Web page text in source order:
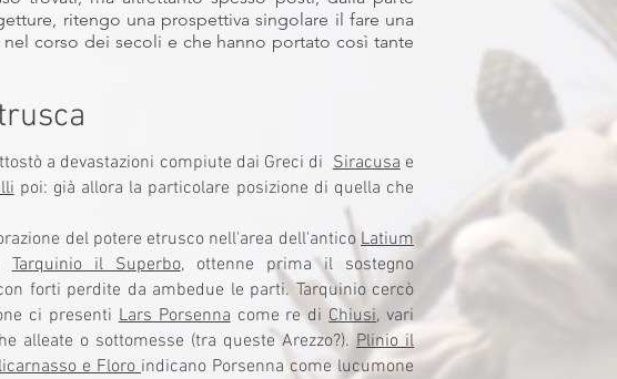
ritengo una prospettiva singolare il fare una
corso dei secoli e che hanno portato così tante
a devastazioni compiute dai Greci diSiracusae
poi: già allora la particolare posizione di quella che
del potere etrusco nell'area dell'antico Latium
Tarquinio il Superbo, ottenne prima il sostegno
forti perdite da ambedue le parti. Tarquinio cercò
ci presentiLars Porsennacome re diChiusi, vari
alleate o sottomesse (tra queste Arezzo?). Plinio il
e Floroindicano Porsenna come lucumone